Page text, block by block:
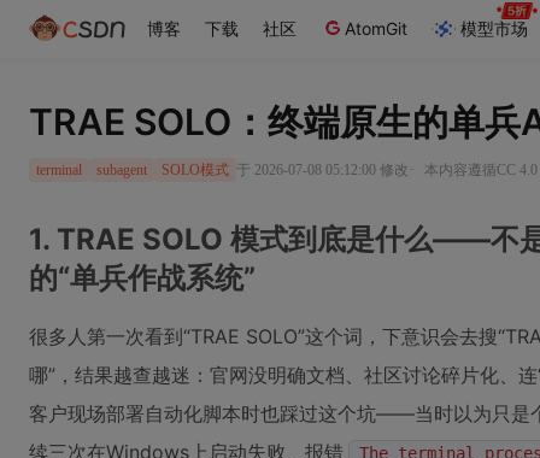
博客 下载 社区 AtomGit 模型市场
TRAE SOLO：终端原生的单兵
terminal subagent SOLO模式 于 2026-07-08 05:12:00 修改 · 本内容遵循CC
1. TRAE SOLO 模式到底是什么——不
的“单兵作战系统”
很多人第一次看到“TRAE SOLO”这个词，下意识会去搜
哪”，结果越查越迷：官网没明确文档、社区讨论碎片化、
客户现场部署自动化脚本时也踩过这个坑——当时以为只是
续三次在Windows上启动失败、报错
The terminal